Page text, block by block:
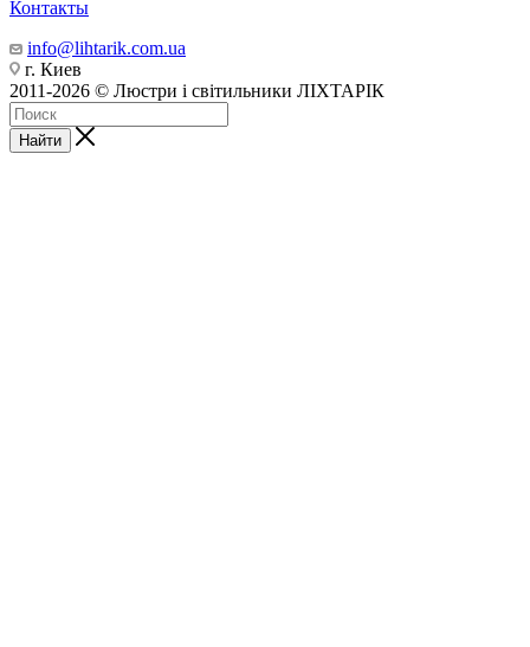
Контакты
info@lihtarik.com.ua
г. Киев
2011-2026 © Люстри і світильники ЛІХТАРІК
Найти